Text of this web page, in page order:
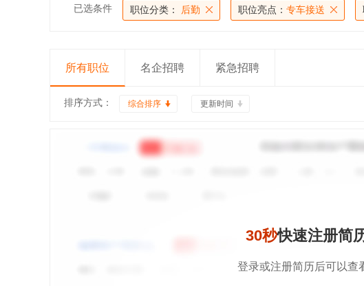
已选条件 职位分类： 后勤 职位亮点： 专车接送
所有职位 名企招聘 紧急招聘
排序方式： 综合排序 更新时间
30秒快速注册简
登录或注册简历后可以查